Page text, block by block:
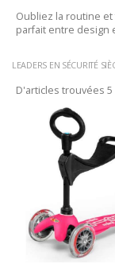
Oubliez la routine
parfait entre design
LEADERS EN SÉCURITÉ
D'articles trouvées 5